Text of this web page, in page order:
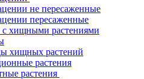
не пересаженные
пересаженные
хищными растениями
хищных растений
растения
растения